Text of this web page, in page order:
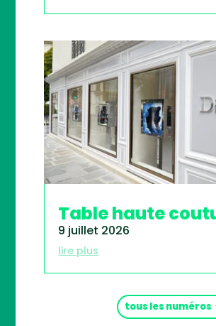
Table haute
9 juillet 2026
lire plus
tous les numéros